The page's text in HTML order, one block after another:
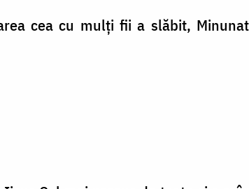
cea cu mulţi fii a slăbit,